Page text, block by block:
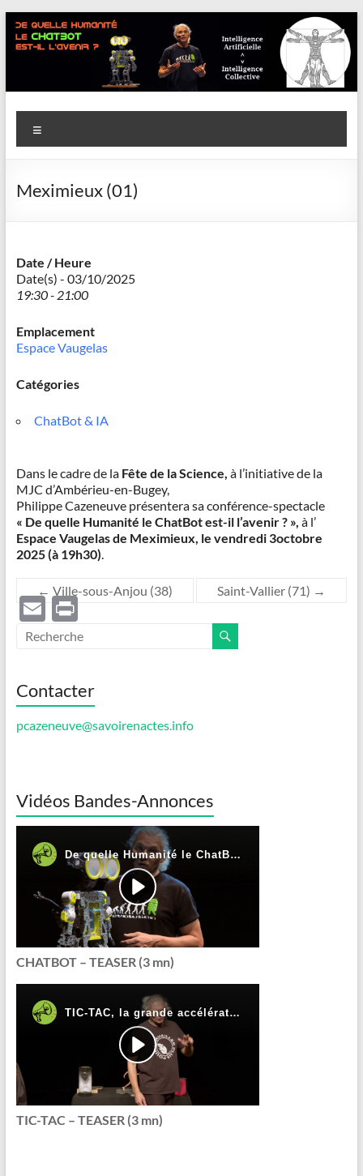
Aller
au
contenu
Savoir
en
actes
Cazeneuve
Meximieux (01)
Date / Heure
Date(s) - 03/10/2025
19:30 - 21:00
Emplacement
Espace Vaugelas
Catégories
ChatBot & IA
Dans le cadre de la Fête de la Science, à l’initiative de la
MJC d’Ambérieu-en-Bugey,
Philippe Cazeneuve présentera sa conférence-spectacle
« De quelle Humanité le ChatBot est-il l’avenir ? », à l’
Espace Vaugelas de Meximieux, le vendredi 3octobre
2025 (à 19h30)
E
m
P
ri
← Ville-sous-Anjou (38) Saint-Vallier (71) →
Contacter
pcazeneuve@savoirenactes.info
Vidéos Bandes-Annonces
CHATBOT – TEASER (3 mn)
TIC-TAC – TEASER (3 mn)